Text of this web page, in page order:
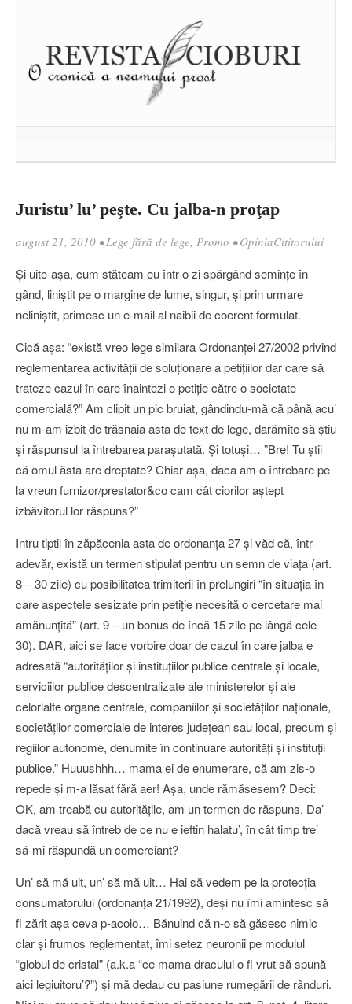
Juristu’ lu’ peşte. Cu jalba-n proţap
august 21, 2010 •Lege fără de lege, Promo •OpiniaCititorului
Şi uite-aşa, cum stăteam eu într-o zi spărgând seminţe în
gând, liniştit pe o margine de lume, singur, şi prin urmare
neliniştit, primesc un e-mail al naibii de coerent formulat.
Cică aşa: “există vreo lege similara Ordonanţei 27/2002 privind
reglementarea activităţii de soluţionare a petiţiilor dar care să
trateze cazul în care înaintezi o petiţie către o societate
comercială?” Am clipit un pic bruiat, gândindu-mă că până acu’
nu m-am izbit de trăsnaia asta de text de lege, darămite să ştiu
şi răspunsul la întrebarea paraşutată. Şi totuşi… ”Bre! Tu ştii
că omul ăsta are dreptate? Chiar aşa, daca am o întrebare pe
la vreun furnizor/prestator&co cam cât ciorilor aştept
izbăvitorul lor răspuns?”
Intru tiptil în zăpăcenia asta de ordonanţa 27 şi văd că, într-
adevăr, există un termen stipulat pentru un semn de viaţa (art.
8 – 30 zile) cu posibilitatea trimiterii în prelungiri “în situaţia în
care aspectele sesizate prin petiţie necesită o cercetare mai
amănunţită” (art. 9 – un bonus de încă 15 zile pe lângă cele
30). DAR, aici se face vorbire doar de cazul în care jalba e
adresată “autorităţilor şi instituţiilor publice centrale şi locale,
serviciilor publice descentralizate ale ministerelor şi ale
celorlalte organe centrale, companiilor şi societăţilor naţionale,
societăţilor comerciale de interes judeţean sau local, precum şi
regiilor autonome, denumite în continuare autorităţi şi instituţii
publice.” Huuushhh… mama ei de enumerare, că am zis-o
repede şi m-a lăsat fără aer! Aşa, unde rămăsesem? Deci:
OK, am treabă cu autorităţile, am un termen de răspuns. Da’
dacă vreau să întreb de ce nu e ieftin halatu’, în cât timp tre’
să-mi răspundă un comerciant?
Un’ să mă uit, un’ să mă uit… Hai să vedem pe la protecţia
consumatorului (ordonanţa 21/1992), deşi nu îmi amintesc să
fi zărit aşa ceva p-acolo… Bănuind că n-o să găsesc nimic
clar şi frumos reglementat, îmi setez neuronii pe modulul
“globul de cristal” (a.k.a “ce mama dracului o fi vrut să spună
aici legiuitoru’?”) şi mă dedau cu pasiune rumegării de rânduri.